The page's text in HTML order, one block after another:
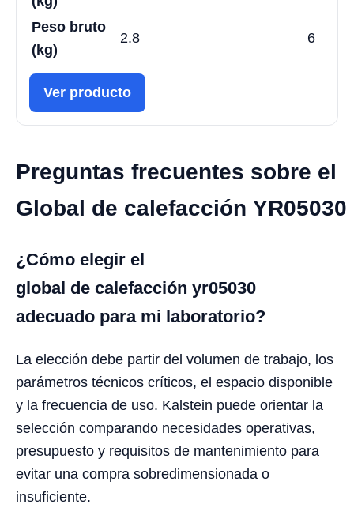
Peso bruto
(kg)
2.8 6
Ver producto
Preguntas frecuentes sobre el
Global de calefacción YR05030
¿Cómo elegir el
global de calefacción yr05030
adecuado para mi laboratorio?
La elección debe partir del volumen de trabajo, los
parámetros técnicos críticos, el espacio disponible
y la frecuencia de uso. Kalstein puede orientar la
selección comparando necesidades operativas,
presupuesto y requisitos de mantenimiento para
evitar una compra sobredimensionada o
insuficiente.